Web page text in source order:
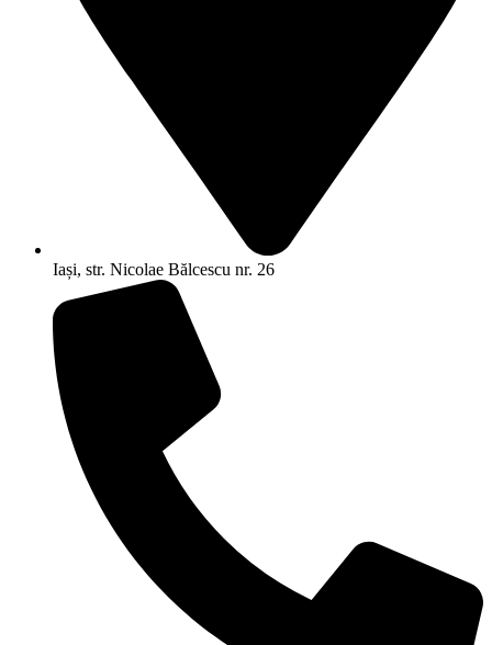
Iași, str. Nicolae Bălcescu nr. 26